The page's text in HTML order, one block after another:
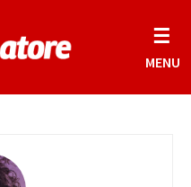
☰
MENU